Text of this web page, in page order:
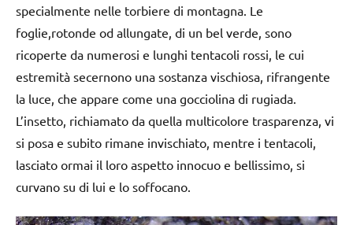
specialmente nelle torbiere di montagna. Le
foglie,rotonde od allungate, di un bel verde, sono
ricoperte da numerosi e lunghi tentacoli rossi, le cui
estremità secernono una sostanza vischiosa, rifrangente
la luce, che appare come una gocciolina di rugiada.
L’insetto, richiamato da quella multicolore trasparenza, vi
si posa e subito rimane invischiato, mentre i tentacoli,
lasciato ormai il loro aspetto innocuo e bellissimo, si
curvano su di lui e lo soffocano.